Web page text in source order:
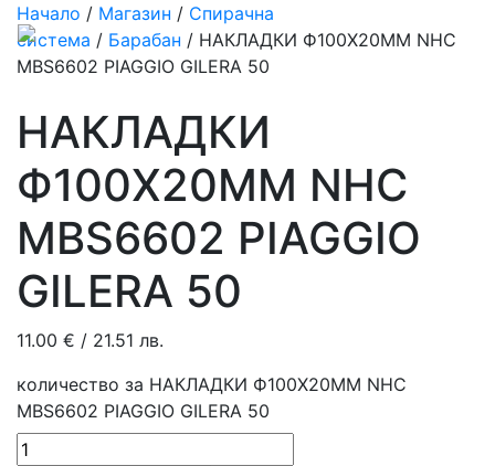
Начало / Магазин / Спирачна
система / Барабан / НАКЛАДКИ Ф100Х20ММ NHC
MBS6602 PIAGGIO GILERA 50
НАКЛАДКИ
Ф100Х20ММ NHC
MBS6602 PIAGGIO
GILERA 50
11.00 € / 21.51 лв.
количество за НАКЛАДКИ Ф100Х20ММ NHC
MBS6602 PIAGGIO GILERA 50